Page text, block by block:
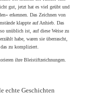
gut, jetzt hat es viel geübt und
erkennen. Das Zeichnen von
klappte auf Anhieb. Das
unüblich ist, auf diese Weise zu
habe, waren sie überrascht,
zu kompliziert.
echte Geschichten